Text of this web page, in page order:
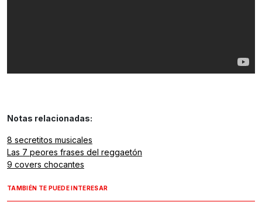
Notas relacionadas:
8 secretitos musicales
Las 7 peores frases del reggaetón
9 covers chocantes
TAMBIÉN TE PUEDE INTERESAR